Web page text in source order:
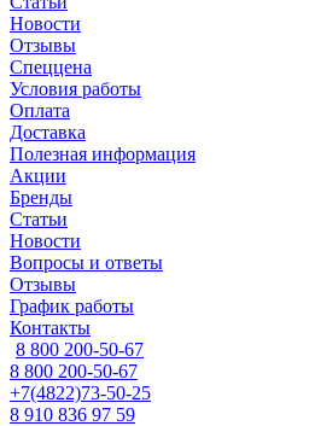
Новости
Отзывы
Спеццена
Условия работы
Оплата
Доставка
Полезная информация
Акции
Бренды
Статьи
Новости
Вопросы и ответы
Отзывы
График работы
Контакты
8 800 200-50-67
8 800 200-50-67
+7(4822)73-50-25
8 910 836 97 59